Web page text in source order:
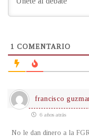
1 COMENTARIO
francisco
6 años atrás
No le dan dinero a la